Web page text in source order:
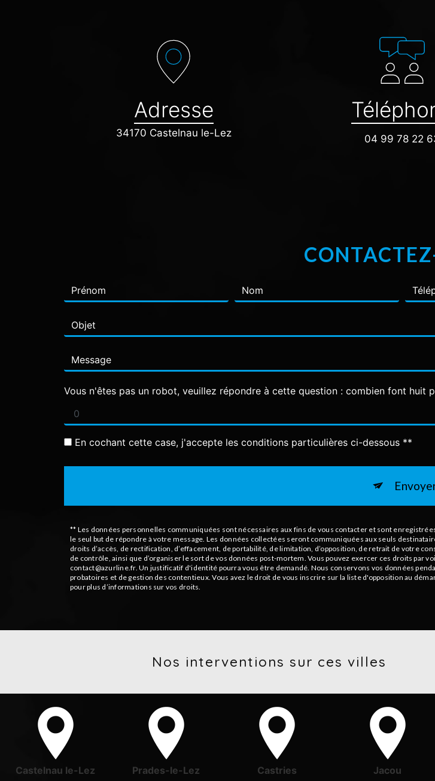
Adresse
34170 Castelnau le-Lez 04 99 78 22
Vous n'êtes pas un robot, veuillez répondre à cette question : combien font huit
En cochant cette case, j'accepte les conditions particulières ci-dessous **
** Les données personnelles communiquées sont nécessaires aux fins de vous contacter et sont
le seul but de répondre à votre message. Les données collectées seront communiquées aux seuls
droits d’accès, de rectification, d’effacement, de portabilité, de limitation, d’opposition, de retrait de votre
de contrôle, ainsi que d’organiser le sort de vos données post-mortem. Vous pouvez exercer ces droits par
contact@azurline.fr. Un justificatif d'identité pourra vous être demandé. Nous conservons vos données
probatoires et de gestion des contentieux. Vous avez le droit de vous inscrire sur la liste d'opposition au
pour plus d’informations sur vos droits.
Nos interventions sur ces villes
Castelnau le-Lez Prades-le-Lez Castries Jacou